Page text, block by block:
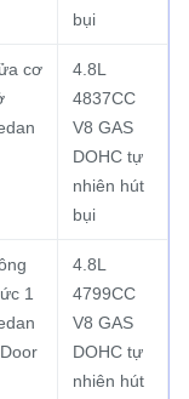
bụi
cơ
4.8L
4837CC
V8 GAS
DOHC tự
nhiên hút
bụi
1
4.8L
4799CC
V8 GAS
DOHC tự
nhiên hút